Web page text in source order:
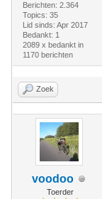
Berichten: 2.364
Topics: 35
Lid sinds: Apr 2017
Bedankt: 1
2089 x bedankt in
1170 berichten
Zoek
voodoo
Toerder